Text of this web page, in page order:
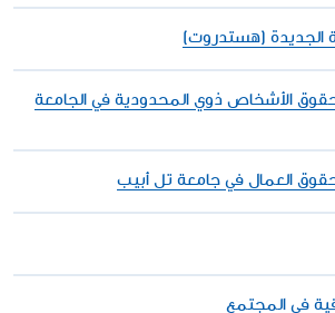
الجديدة (هستدروت)
لحقوق الأشخاص ذوي المحدودية في الجامعة
لحقوق العمال في جامعة تل أبيب
في المجتمع